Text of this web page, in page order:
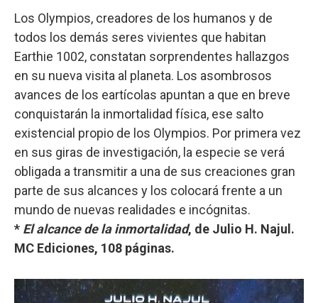
Los Olympios, creadores de los humanos y de
todos los demás seres vivientes que habitan
Earthie 1002, constatan sorprendentes hallazgos
en su nueva visita al planeta. Los asombrosos
avances de los eartícolas apuntan a que en breve
conquistarán la inmortalidad física, ese salto
existencial propio de los Olympios. Por primera vez
en sus giras de investigación, la especie se verá
obligada a transmitir a una de sus creaciones gran
parte de sus alcances y los colocará frente a un
mundo de nuevas realidades e incógnitas.
* El alcance de la inmortalidad, de Julio H. Najul.
MC Ediciones, 108 páginas.